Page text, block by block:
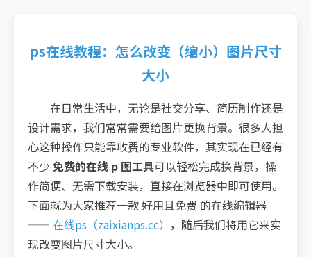
ps在线教程：怎么改变（缩小）图片尺寸
大小
在日常生活中，无论是社交分享、简历制作还是
设计需求，我们常常需要给图片更换背景。很多人担
心这种操作只能靠收费的专业软件，其实现在已经有
不少 免费的在线 p 图工具可以轻松完成换背景，操
作简便、无需下载安装，直接在浏览器中即可使用。
下面就为大家推荐一款 好用且免费 的在线编辑器
—— 在线ps（zaixianps.cc） ，随后我们将用它来实
现改变图片尺寸大小。